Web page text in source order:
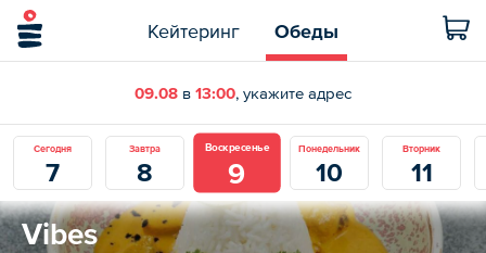
Кейтеринг Обеды
09.08 в 13:00, укажите адрес
Сегодня
7
Завтра
8
Воскресенье
9
Понедельник
10
Вторник
11
Vibes